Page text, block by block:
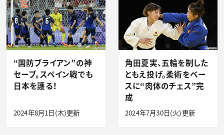
“国防ブライアン”の神
セーブ。スペイン戦でも
日本を護る！
2024年8月1日(木)更新
角田夏実、五輪を制した
ともえ投げ。柔術をベー
スに“肉体のチェス”完
成
2024年7月30日(火)更新